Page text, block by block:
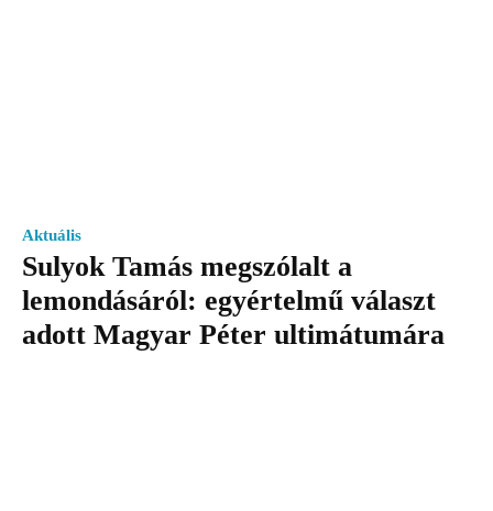
Aktuális
Sulyok Tamás megszólalt a
lemondásáról: egyértelmű választ
adott Magyar Péter ultimátumára